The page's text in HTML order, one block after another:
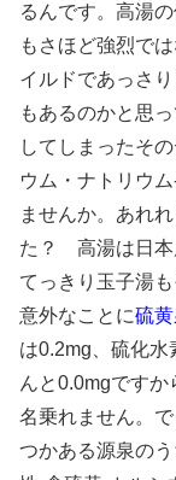
るんです。高湯
もさほど強烈で
イルドであっさ
もあるのかと思
してしまったそ
ウム・ナトリウ
ませんか。あれ
た？ 高湯は日本
てっきり玉子湯
意外なことに硫
は0.2mg、硫化
んと0.0mgです
名乗れません。
つかある源泉の